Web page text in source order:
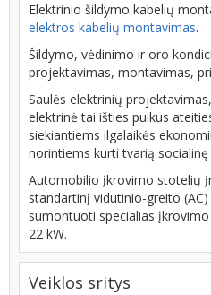
Elektrinio šildymo kabelių
elektros kabelių montavimas.
Šildymo, vėdinimo ir oro
projektavimas, montavimas,
Saulės elektrinių
elektrinė tai išties puikus
siekiantiems ilgalaikės
norintiems kurti tvarią
Automobilio įkrovimo stotelių
standartinį vidutinio-greito
sumontuoti specialias
22 kW.
Veiklos sritys